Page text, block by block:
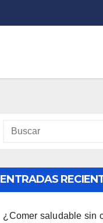
ENTRADAS
¿Comer saludable sin